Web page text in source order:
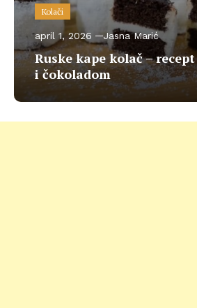
Kolači
april 1, 2026 Jasna Marić
Ruske kape kolač –
i čokoladom